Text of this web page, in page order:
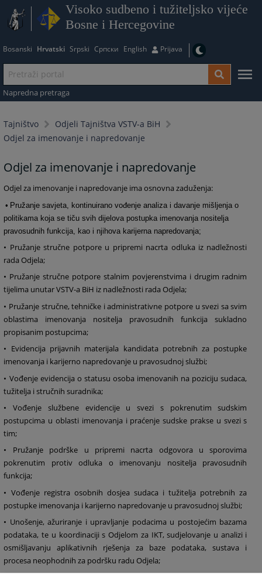
Visoko sudbeno i tužiteljsko vijeće
Bosne i Hercegovine
Bosanski Hrvatski Srpski Српски English Prijava
Napredna pretraga
Tajništvo
Odjeli Tajništva VSTV-a BiH
Odjel za imenovanje i napredovanje
Odjel za imenovanje i napredovanje
Odjel za imenovanje i napredovanje ima osnovna zaduženja:
• Pružanje savjeta, kontinuirano vođenje analiza i davanje mišljenja o
politikama koja se tiču svih dijelova postupka imenovanja nositelja
pravosudnih funkcija, kao i njihova karijerna napredovanja;
• Pružanje stručne potpore u pripremi nacrta odluka iz nadležnosti
rada Odjela;
• Pružanje stručne potpore stalnim povjerenstvima i drugim radnim
tijelima unutar VSTV-a BiH iz nadležnosti rada Odjela;
• Pružanje stručne, tehničke i administrativne potpore u svezi sa svim
oblastima imenovanja nositelja pravosudnih funkcija sukladno
propisanim postupcima;
• Evidencija prijavnih materijala kandidata potrebnih za postupke
imenovanja i karijerno napredovanje u pravosudnoj službi;
• Vođenje evidencija o statusu osoba imenovanih na poziciju sudaca,
tužitelja i stručnih suradnika;
• Vođenje službene evidencije u svezi s pokrenutim sudskim
postupcima u oblasti imenovanja i praćenje sudske prakse u svezi s
tim;
• Pružanje podrške u pripremi nacrta odgovora u sporovima
pokrenutim protiv odluka o imenovanju nositelja pravosudnih
funkcija;
• Vođenje registra osobnih dosjea sudaca i tužitelja potrebnih za
postupke imenovanja i karijerno napredovanje u pravosudnoj službi;
• Unošenje, ažuriranje i upravljanje podacima u postojećim bazama
podataka, te u koordinaciji s Odjelom za IKT, sudjelovanje u analizi i
osmišljavanju aplikativnih rješenja za baze podataka, sustava i
procesa neophodnih za podršku radu Odjela;